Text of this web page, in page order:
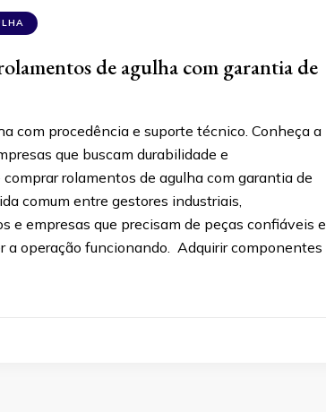
de agulha com garantia de
com procedência e suporte técnico. Conheça a
que buscam durabilidade e
rolamentos de agulha com garantia de
comum entre gestores industriais,
e empresas que precisam de peças confiáveis e
a operação funcionando. Adquirir componentes